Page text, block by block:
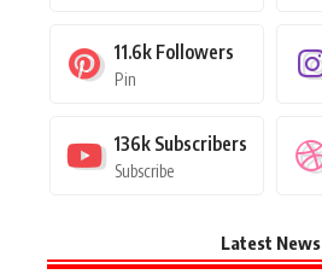
11.6k Followers
Pin
136k Subscribers
Subscribe
Latest News